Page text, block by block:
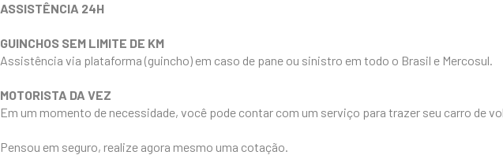
ASSISTÊNCIA 24H
GUINCHOS SEM LIMITE DE KM
Assistência via plataforma (guincho) em caso de pane ou sinistro em todo o Brasil e Mercosul.
MOTORISTA DA VEZ
Em um momento de necessidade, você pode contar com um serviço para trazer seu carro de
Pensou em seguro, realize agora mesmo uma cotação.